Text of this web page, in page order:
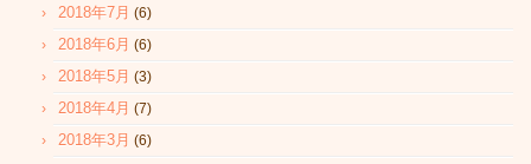
2018年7月 (6)
2018年6月 (6)
2018年5月 (3)
2018年4月 (7)
2018年3月 (6)